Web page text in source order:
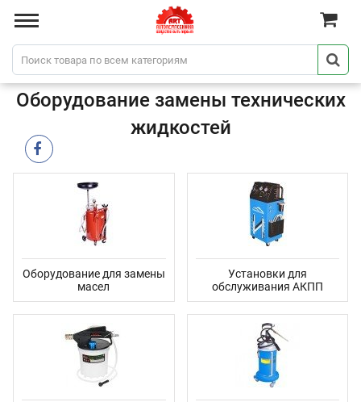
Оборудование замены технических
жидкостей
Оборудование для замены
масел
Установки для
обслуживания АКПП